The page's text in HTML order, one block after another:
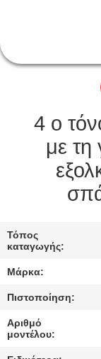
ΕΙΔΉΣΕΙΣ
ΜΙΑ
ΠΟΛΙΤΙΚΉ
4 ο
με
Τόπος
καταγωγής:
Μάρκα:
Πιστοποίηση:
Αριθμό
μοντέλου: